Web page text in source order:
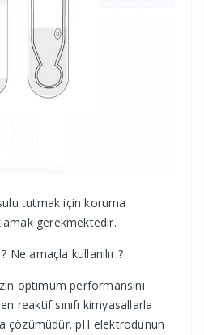
tutmak için koruma
gerekmektedir.
Ne amaçla kullanılır ?
optimum performansını
reaktif sınıfı kimyasallarla
çözümüdür. pH elektrodunun